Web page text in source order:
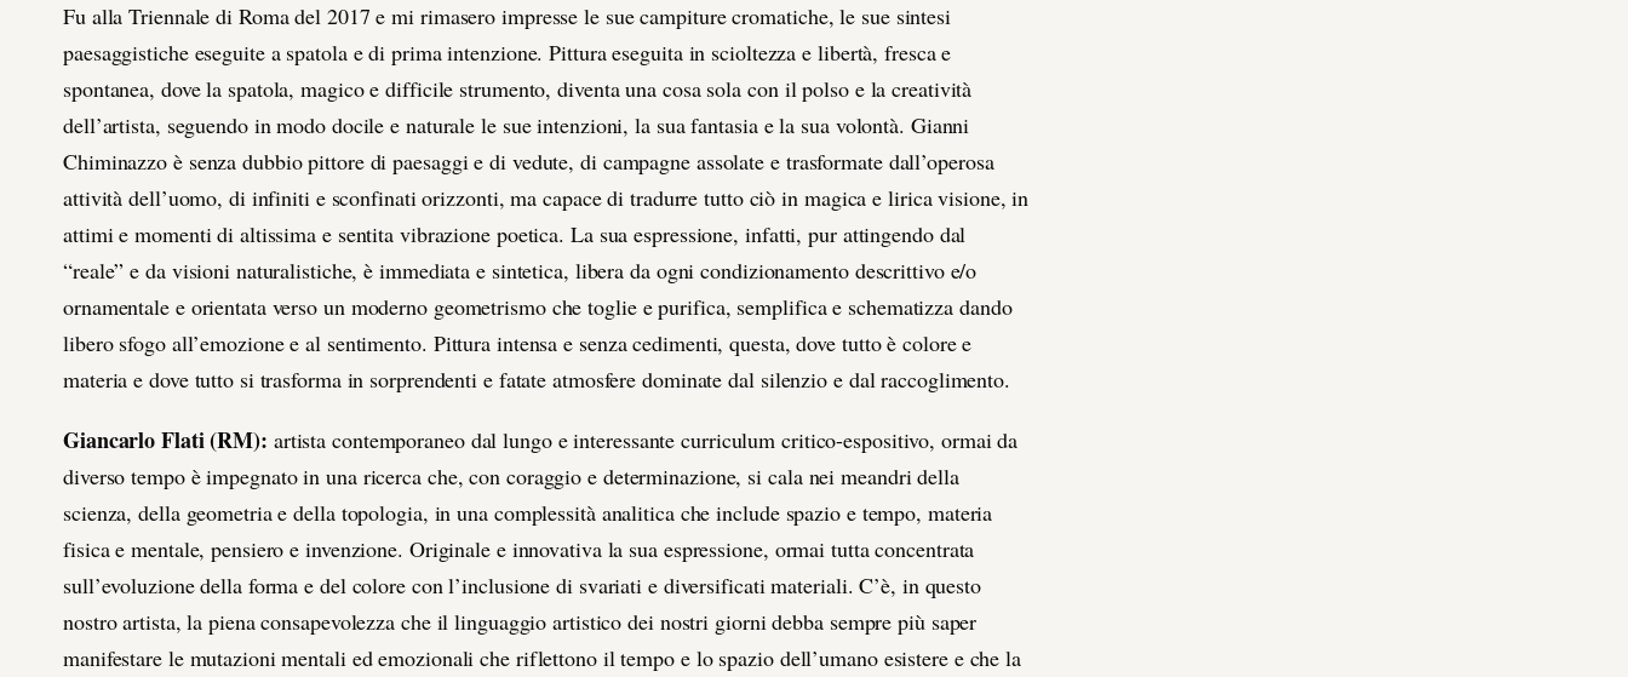
Fu alla Triennale di Roma del 2017 e mi rimasero impresse le sue campiture cromatiche, le sue sintesi
paesaggistiche eseguite a spatola e di prima intenzione. Pittura eseguita in scioltezza e libertà, fresca e
spontanea, dove la spatola, magico e difficile strumento, diventa una cosa sola con il polso e la creatività
dell’artista, seguendo in modo docile e naturale le sue intenzioni, la sua fantasia e la sua volontà. Gianni
Chiminazzo è senza dubbio pittore di paesaggi e di vedute, di campagne assolate e trasformate dall’operosa
attività dell’uomo, di infiniti e sconfinati orizzonti, ma capace di tradurre tutto ciò in magica e lirica visione, in
attimi e momenti di altissima e sentita vibrazione poetica. La sua espressione, infatti, pur attingendo dal
“reale” e da visioni naturalistiche, è immediata e sintetica, libera da ogni condizionamento descrittivo e/o
ornamentale e orientata verso un moderno geometrismo che toglie e purifica, semplifica e schematizza dando
libero sfogo all’emozione e al sentimento. Pittura intensa e senza cedimenti, questa, dove tutto è colore e
materia e dove tutto si trasforma in sorprendenti e fatate atmosfere dominate dal silenzio e dal raccoglimento.
Giancarlo Flati (RM): artista contemporaneo dal lungo e interessante curriculum critico-espositivo, ormai da
diverso tempo è impegnato in una ricerca che, con coraggio e determinazione, si cala nei meandri della
scienza, della geometria e della topologia, in una complessità analitica che include spazio e tempo, materia
fisica e mentale, pensiero e invenzione. Originale e innovativa la sua espressione, ormai tutta concentrata
sull’evoluzione della forma e del colore con l’inclusione di svariati e diversificati materiali. C’è, in questo
nostro artista, la piena consapevolezza che il linguaggio artistico dei nostri giorni debba sempre più saper
manifestare le mutazioni mentali ed emozionali che riflettono il tempo e lo spazio dell’umano esistere e che la